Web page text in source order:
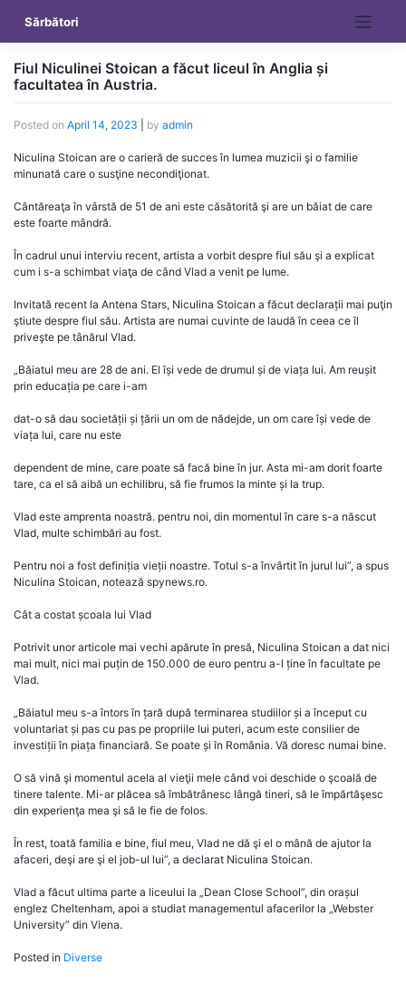
content
Sărbători
Fiul Niculinei Stoican a făcut liceul în Anglia și
facultatea în Austria.
Posted on April 14, 2023 by admin
Niculina Stoican are o carieră de succes în lumea muzicii şi o familie
minunată care o susţine necondiţionat.
Cântăreaţa în vârstă de 51 de ani este căsătorită şi are un băiat de care
este foarte mândră.
În cadrul unui interviu recent, artista a vorbit despre fiul său şi a explicat
cum i s-a schimbat viaţa de când Vlad a venit pe lume.
Invitată recent la Antena Stars, Niculina Stoican a făcut declarații mai puţin
ştiute despre fiul său. Artista are numai cuvinte de laudă în ceea ce îl
priveşte pe tânărul Vlad.
„Băiatul meu are 28 de ani. El își vede de drumul și de viața lui. Am reușit
prin educația pe care i-am
dat-o să dau societății și țării un om de nădejde, un om care își vede de
viața lui, care nu este
dependent de mine, care poate să facă bine în jur. Asta mi-am dorit foarte
tare, ca el să aibă un echilibru, să fie frumos la minte și la trup.
Vlad este amprenta noastră. pentru noi, din momentul în care s-a născut
Vlad, multe schimbări au fost.
Pentru noi a fost definiția vieții noastre. Totul s-a învârtit în jurul lui”, a spus
Niculina Stoican, notează spynews.ro.
Cât a costat școala lui Vlad
Potrivit unor articole mai vechi apărute în presă, Niculina Stoican a dat nici
mai mult, nici mai puțin de 150.000 de euro pentru a-l ține în facultate pe
Vlad.
„Băiatul meu s-a întors în țară după terminarea studiilor și a început cu
voluntariat și pas cu pas pe propriile lui puteri, acum este consilier de
investiții în piața financiară. Se poate și în România. Vă doresc numai bine.
O să vină şi momentul acela al vieţii mele când voi deschide o şcoală de
tinere talente. Mi-ar plăcea să îmbătrânesc lângă tineri, să le împărtăşesc
din experienţa mea şi să le fie de folos.
În rest, toată familia e bine, fiul meu, Vlad ne dă şi el o mână de ajutor la
afaceri, deşi are şi el job-ul lui”, a declarat Niculina Stoican.
Vlad a făcut ultima parte a liceului la „Dean Close School”, din orașul
englez Cheltenham, apoi a studiat managementul afacerilor la „Webster
University” din Viena.
Posted in Diverse